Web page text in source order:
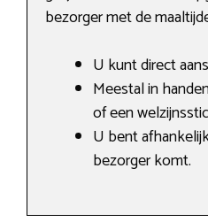
bezorger met de
U kunt direct
Meestal in
of een
U bent
bezorger komt.